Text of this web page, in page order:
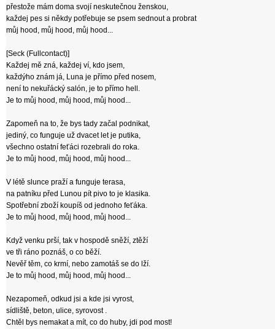
přestože mám doma svojí neskutečnou ženskou,
každej pes si někdy potřebuje se psem sednout a probrat
můj hood, můj hood, můj hood...
[Seck (Fullcontact)]
Každej mě zná, každej ví, kdo jsem,
každýho znám já, Luna je přímo před nosem,
není to nekuřácký salón, je to přímo hell.
Je to můj hood, můj hood, můj hood...
Zapomeň na to, že bys tady začal podnikat,
jediný, co funguje už dvacet let je putika,
všechno ostatní feťáci rozebrali do roka.
Je to můj hood, můj hood, můj hood...
V létě slunce praží a funguje terasa,
na patníku před Lunou pít pivo to je klasika.
Spotřební zboží koupíš od jednoho feťáka.
Je to můj hood, můj hood, můj hood...
Když venku prší, tak v hospodě sněží, ztěží
ve tři ráno poznáš, o co běží.
Nevěř těm, co krmí, nebo zamotáš se do lží.
Je to můj hood, můj hood, můj hood...
Nezapomeň, odkud jsi a kde jsi vyrost,
sídliště, beton, ulice, syrovost .
Chtěl bys nemakat a mít, co do huby, jdi pod most!